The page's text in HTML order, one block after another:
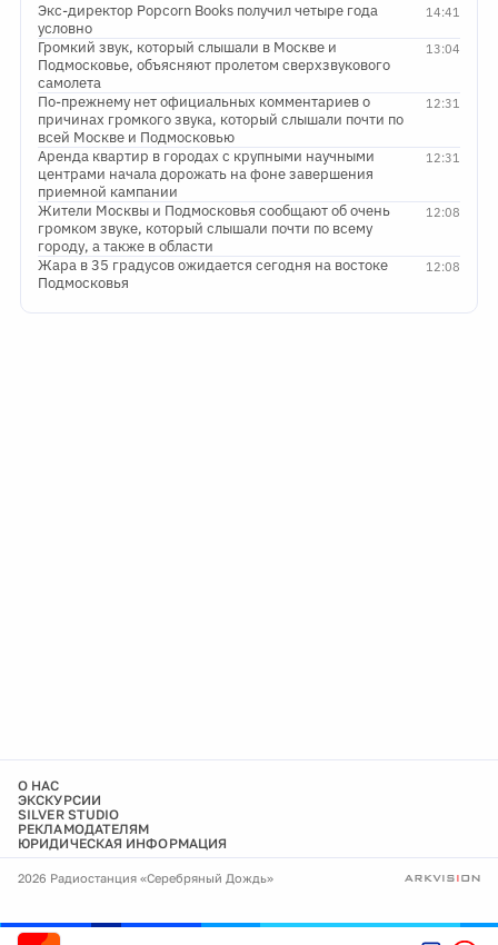
14:41
Экс-директор Popcorn Books получил четыре года
условно
13:04
Громкий звук, который слышали в Москве и
Подмосковье, объясняют пролетом сверхзвукового
самолета
12:31
По-прежнему нет официальных комментариев о
причинах громкого звука, который слышали почти по
всей Москве и Подмосковью
12:31
Аренда квартир в городах с крупными научными
центрами начала дорожать на фоне завершения
приемной кампании
12:08
Жители Москвы и Подмосковья сообщают об очень
громком звуке, который слышали почти по всему
городу, а также в области
12:08
Жара в 35 градусов ожидается сегодня на востоке
Подмосковья
О НАС
ЭКСКУРСИИ
SILVER STUDIO
РЕКЛАМОДАТЕЛЯМ
ЮРИДИЧЕСКАЯ ИНФОРМАЦИЯ
2026 Радиостанция «Серебряный Дождь»